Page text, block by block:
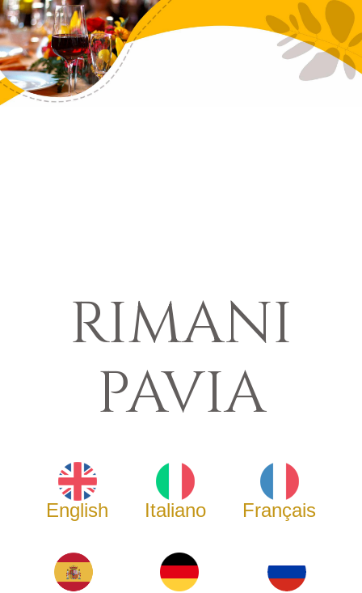
RIMANI
PAVIA
English Italiano Français